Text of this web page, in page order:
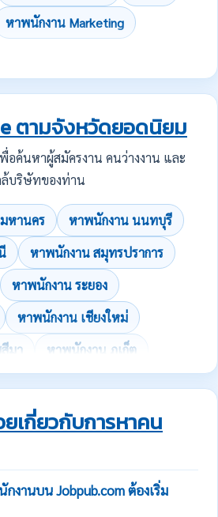
หาพนักงาน Marketing
ตามจังหวัดยอดนิยม
อค้นหาผู้สมัครงาน คนว่างงาน และ
บริษัทของท่าน
หานคร
หาพนักงาน นนทบุรี
หาพนักงาน สมุทรปราการ
หาพนักงาน ระยอง
หาพนักงาน เชียงใหม่
มา
หาพนักงาน ภูเก็ต
เกี่ยวกับการหาคน
งานบน Jobpub.com ต้องเริ่ม